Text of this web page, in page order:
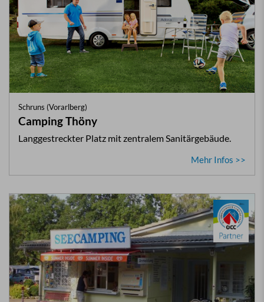
Schruns (Vorarlberg)
Camping Thöny
Langgestreckter Platz mit zentralem Sanitärgebäude.
Mehr Infos >>